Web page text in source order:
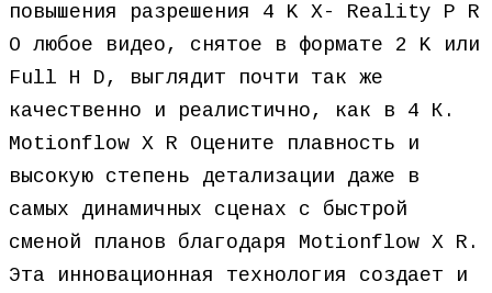
повышения разрешения 4 K X- Reality P R
O любое видео, снятое в формате 2 K или
Full H D, выглядит почти так же
качественно и реалистично, как в 4 К.
Motionflow X R Оцените плавность и
высокую степень детализации даже в
самых динамичных сценах с быстрой
сменой планов благодаря Motionflow X R.
Эта инновационная технология создает и